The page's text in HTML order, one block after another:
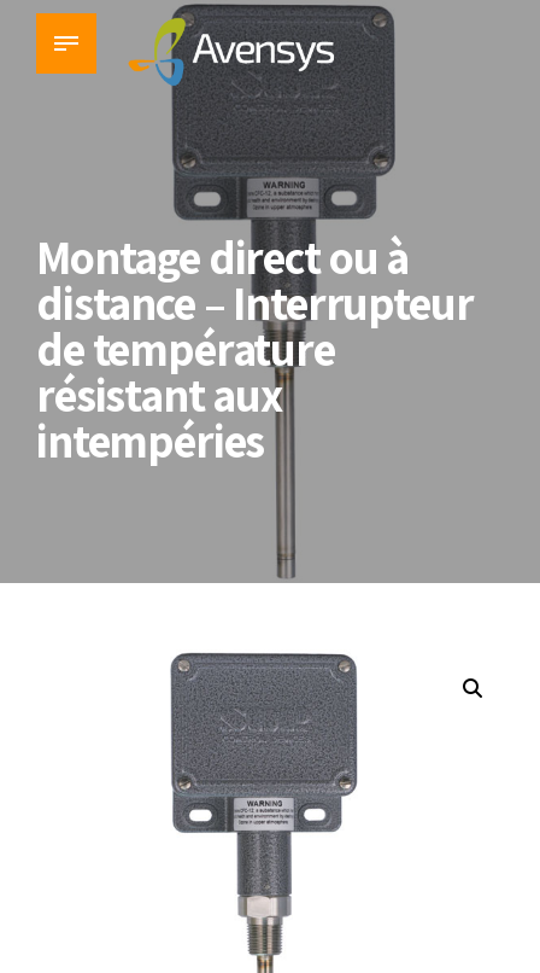
Montage direct ou à
distance – Interrupteur
de température
résistant aux
intempéries